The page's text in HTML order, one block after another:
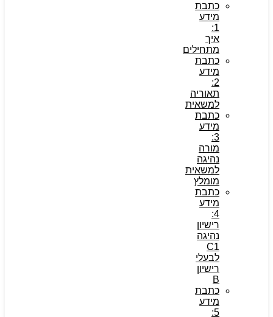
כתבת
מידע
1:
איך
מתחילים
כתבת
מידע
2:
תאוריה
למשאית
כתבת
מידע
3:
מורה
נהיגה
למשאית
מומלץ
כתבת
מידע
4:
רישיון
נהיגה
C1
לבעלי
רישיון
B
כתבת
מידע
5: